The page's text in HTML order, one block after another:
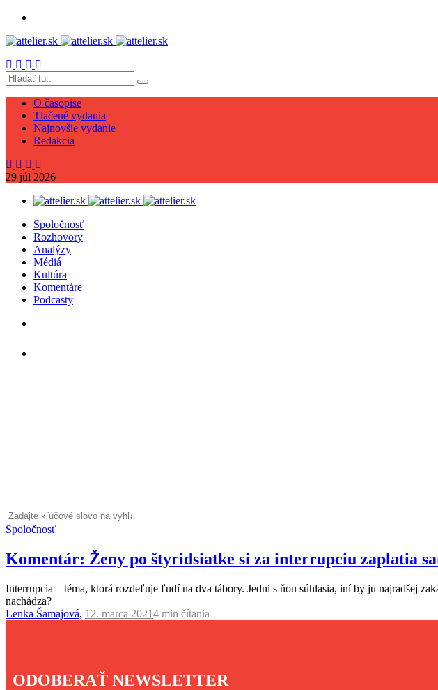
O časopise
Tlačené vydania
Najnovšie vydanie
Redakcia
29 júl 2026
Spoločnosť
Rozhovory
Analýzy
Médiá
Kultúra
Komentáre
Podcasty
Spoločnosť
Komentár: Ženy po štyridsiatke si za interrupciu zaplatia
Interrupcia – téma, ktorá rozdeľuje ľudí na dva tábory. Jedni s ňou súhlasia, iní by ju najradšej
nachádza?
Lenka Šamajová, 12. marca 20214 min čítania
ODOBERAŤ NEWSLETTER